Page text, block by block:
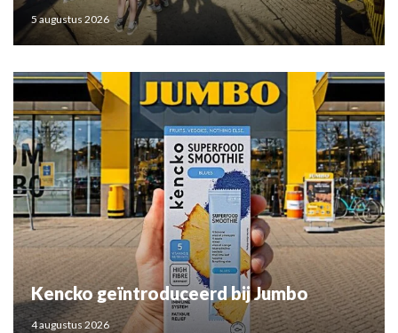
5 augustus 2026
Kencko geïntroduceerd bij Jumbo
4 augustus 2026